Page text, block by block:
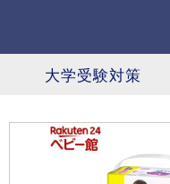
大学受験対策